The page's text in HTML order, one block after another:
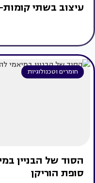
עיצוב בשתי
חומרים וטכנולוגיות
הסוד של הבניין
סופת הוריקן